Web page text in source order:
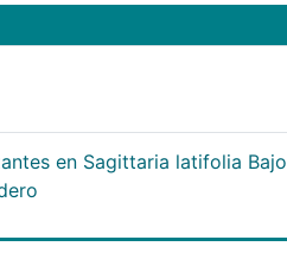
en Sagittaria latifolia Bajo